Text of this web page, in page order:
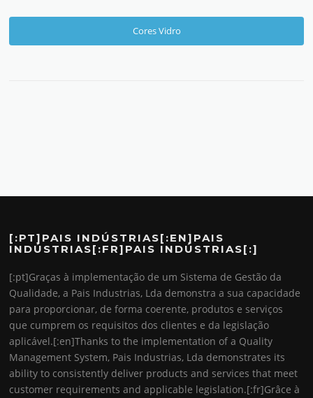
Cores Vidro
[:PT]PAIS INDÚSTRIAS[:EN]PAIS
INDÚSTRIAS[:FR]PAIS INDÚSTRIAS[:]
[:pt]Graças à implementação de um Sistema de Gestão da
Qualidade, a Pais Industrias, Lda demonstra a sua capacidade
para proporcionar, de forma coerente, produtos e serviços
que cumprem os requisitos dos clientes e da legislação
aplicável.[:en]Thanks to the implementation of a Quality
Management System, Pais Industrias, Lda demonstrates its
ability to consistently deliver products and services that meet
customer requirements and applicable legislation.[:fr]Grâce à